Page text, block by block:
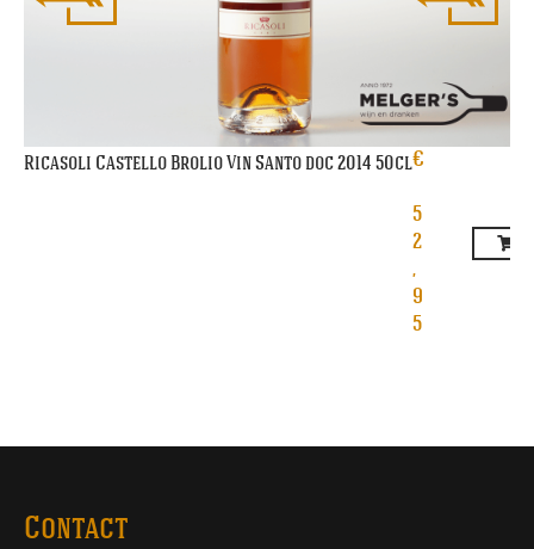
Ricasoli Castello Brolio Vin Santo doc 2014 50cl€
5
2
,
9
5
Contact